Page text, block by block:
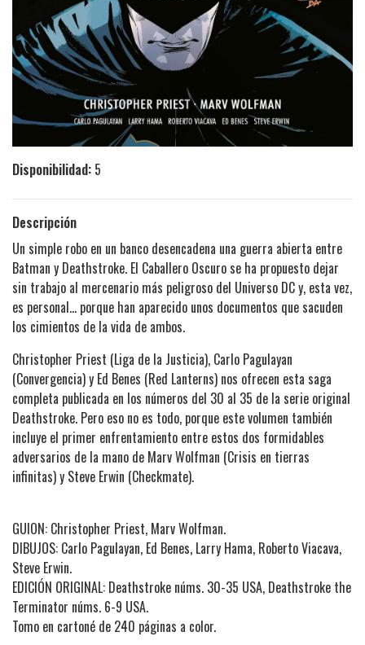
Disponibilidad: 5
Descripción
Un simple robo en un banco desencadena una guerra abierta entre
Batman y Deathstroke. El Caballero Oscuro se ha propuesto dejar
sin trabajo al mercenario más peligroso del Universo DC y, esta vez,
es personal… porque han aparecido unos documentos que sacuden
los cimientos de la vida de ambos.
Christopher Priest (Liga de la Justicia), Carlo Pagulayan
(Convergencia) y Ed Benes (Red Lanterns) nos ofrecen esta saga
completa publicada en los números del 30 al 35 de la serie original
Deathstroke. Pero eso no es todo, porque este volumen también
incluye el primer enfrentamiento entre estos dos formidables
adversarios de la mano de Marv Wolfman (Crisis en tierras
infinitas) y Steve Erwin (Checkmate).
GUION: Christopher Priest, Marv Wolfman.
DIBUJOS: Carlo Pagulayan, Ed Benes, Larry Hama, Roberto Viacava,
Steve Erwin.
EDICIÓN ORIGINAL: Deathstroke núms. 30-35 USA, Deathstroke the
Terminator núms. 6-9 USA.
Tomo en cartoné de 240 páginas a color.